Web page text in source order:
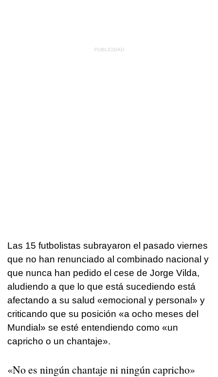
Las 15 futbolistas subrayaron el pasado viernes
que no han renunciado al combinado nacional y
que nunca han pedido el cese de Jorge Vilda,
aludiendo a que lo que está sucediendo está
afectando a su salud «emocional y personal» y
criticando que su posición «a ocho meses del
Mundial» se esté entendiendo como «un
capricho o un chantaje».
«No es ningún chantaje ni ningún capricho»